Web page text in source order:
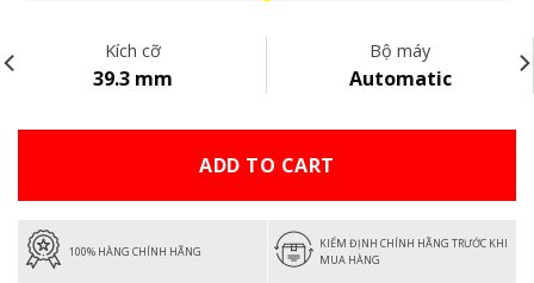
Kích cỡ
39.3 mm
Bộ máy
Automatic
ADD TO CART
100% HÀNG CHÍNH HÃNG
KIỂM ĐỊNH CHÍNH HÃNG TRƯỚC KHI
MUA HÀNG